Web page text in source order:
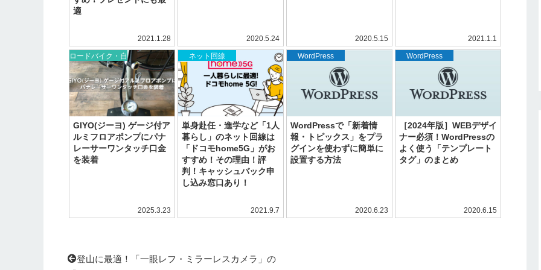
適
2021.1.28 2020.5.24 2020.5.15 2021.1.1
GIYO(ジーヨ) ゲージ付ア
ルミフロアポンプにパナ
レーサーワンタッチ口金
を装着
2025.3.23
ロードバイク・自
転車
単身赴任・進学など「1人
暮らし」のネット回線は
「ドコモhome5G」がお
すすめ！その理由！評
判！キャッシュバック申
し込み窓口あり！
2021.9.7
ネット回線
WordPressで「新着情
報・トピックス」をプラ
グインを使わずに簡単に
設置する方法
2020.6.23
WordPress
［2024年版］WEBデザイ
ナー必須！WordPressの
よく使う「テンプレート
タグ」のまとめ
2020.6.15
WordPress
登山に最適！「一眼レフ・ミラーレスカメラ」の